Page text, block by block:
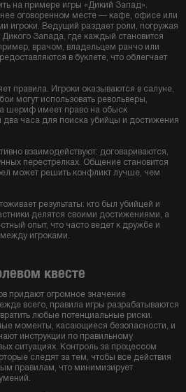
на примере игры «Дикий Запад».
оговоренном месте — кафе, офисе или
игроки. Ведущий раздает роли, погружая
Запада, где каждый становится
врачом, владельцем ранчо или
в буклете, что облегчает
правила. Игроки оказываются в салуне,
могут использовать револьверы,
шериф имеет право на обыск
часа для поиска убийцы и достижения
взаимодействуют: договариваются,
перестрелках. Общение становится
может решить конфликт лучше, чем
результаты: кто был убийцей и
делятся своими достижениями, а
опыт, что часто ведет к дружбе и
игроками.
квесте
придают огромное значение
всего, правила игры разрабатываются
любые потенциальные риски.
моменты, касающиеся безопасности, и
инструкции по правильному
ситуациях. Контроль за процессом
следят за тем, чтобы все действия
правилам, что минимизирует